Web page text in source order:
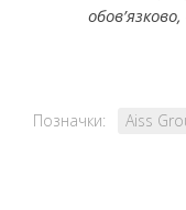
Позначки: Aiss